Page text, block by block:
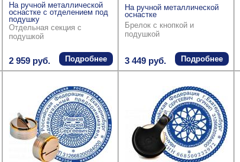
На ручной металлической
оснастке с отделением под
подушку
Отдельная секция с
подушкой
2 959 руб. Подробнее
На ручной металлической
оснастке
Брелок с кнопкой и
подушкой
3 449 руб. Подробнее